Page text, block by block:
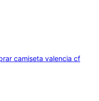
camiseta valencia cf